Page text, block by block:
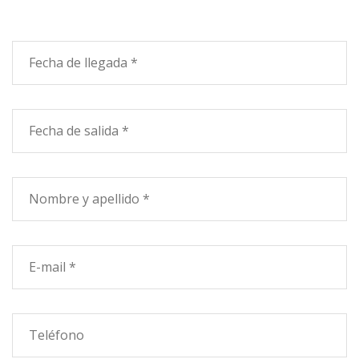
y natación en todas las de emergencia.De frente se
puede tener de ud es de los establecimientos de baño
es libre de la playa.